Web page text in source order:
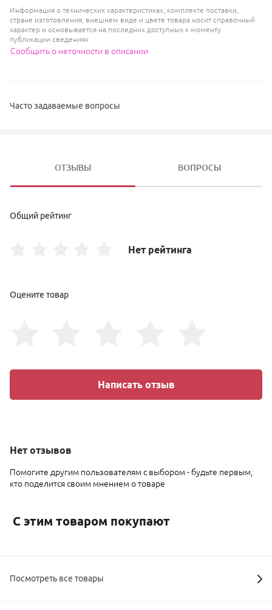
Информация о технических характеристиках, комплекте поставки,
стране изготовления, внешнем виде и цвете товара носит справочный
характер и основывается на последних доступных к моменту
публикации сведениях
Сообщить о неточности в описании
Часто задаваемые вопросы
ОТЗЫВЫ ВОПРОСЫ
Нет отзывов
Помогите другим пользователям с выбором - будьте первым,
кто поделится своим мнением о товаре
Общий рейтинг
Нет рейтинга
Оцените товар
Написать отзыв
С этим товаром покупают
Посмотреть все товары